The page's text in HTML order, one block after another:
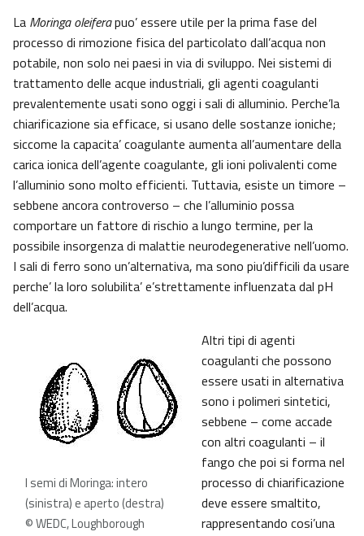
La Moringa oleiferapuo’ essere utile per la prima fase del
processo di rimozione fisica del particolato dall’acqua non
potabile, non solo nei paesi in via di sviluppo. Nei sistemi di
trattamento delle acque industriali, gli agenti coagulanti
prevalentemente usati sono oggi i sali di alluminio. Perche’la
chiarificazione sia efficace, si usano delle sostanze ioniche;
siccome la capacita’ coagulante aumenta all’aumentare della
carica ionica dell’agente coagulante, gli ioni polivalenti come
l’alluminio sono molto efficienti. Tuttavia, esiste un timore –
sebbene ancora controverso – che l’alluminio possa
comportare un fattore di rischio a lungo termine, per la
possibile insorgenza di malattie neurodegenerative nell’uomo.
I sali di ferro sono un’alternativa, ma sono piu’difficili da usare
perche’ la loro solubilita’ e’strettamente influenzata dal pH
dell’acqua.
I semi di Moringa: intero
(sinistra) e aperto (destra)
© WEDC, Loughborough
Altri tipi di agenti
coagulanti che possono
essere usati in alternativa
sono i polimeri sintetici,
sebbene – come accade
con altri coagulanti – il
fango che poi si forma nel
processo di chiarificazione
deve essere smaltito,
rappresentando cosi’una